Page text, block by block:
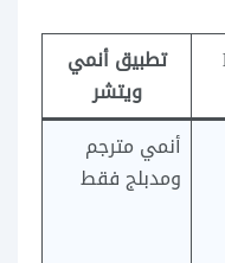
تطبيق أنمي
ويتشر
أنمي مترجم
ومدبلج فقط